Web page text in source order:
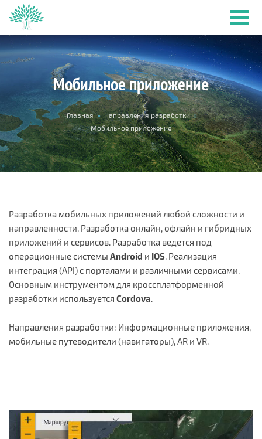
Перейти к основному содержанию
Мобильное приложение
Вы здесьГлавная » Направления разработки »
Мобильное приложение
Разработка мобильных приложений любой сложности и
направленности. Разработка онлайн, офлайн и гибридных
приложений и сервисов. Разработка ведется под
операционные системы Android и IOS. Реализация
интеграция (API) с порталами и различными сервисами.
Основным инструментом для кроссплатформенной
разработки используется Cordova.
Направления разработки: Информационные приложения,
мобильные путеводители (навигаторы), AR и VR.